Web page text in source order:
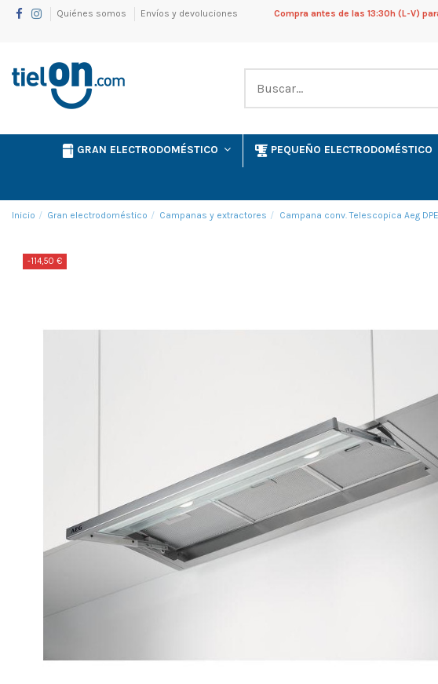
Quiénes somos Envíos y devoluciones Compra antes de las 13:30h (L-V)
GRAN ELECTRODOMÉSTICO PEQUEÑO ELECTRODOMÉSTICO
Inicio Gran electrodoméstico Campanas y extractores Campana conv. Telescopica Aeg
-114,50 €